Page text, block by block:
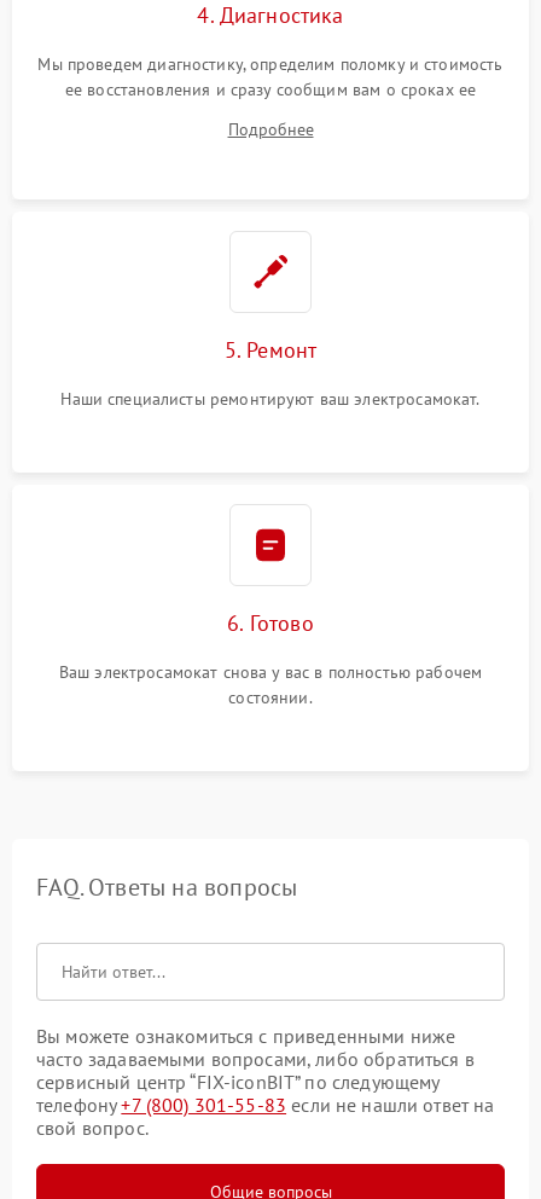
4. Диагностика
Мы проведем диагностику, определим поломку и стоимость
ее восстановления и сразу сообщим вам о сроках ее
Подробнее
5. Ремонт
Наши специалисты ремонтируют ваш электросамокат.
6. Готово
Ваш электросамокат снова у вас в полностью рабочем
состоянии.
FAQ. Ответы на вопросы
Вы можете ознакомиться с приведенными ниже
часто задаваемыми вопросами, либо обратиться в
сервисный центр “FIX-iconBIT” по следующему
телефону+7 (800) 301-55-83 если не нашли ответ на
свой вопрос.
Общие вопросы